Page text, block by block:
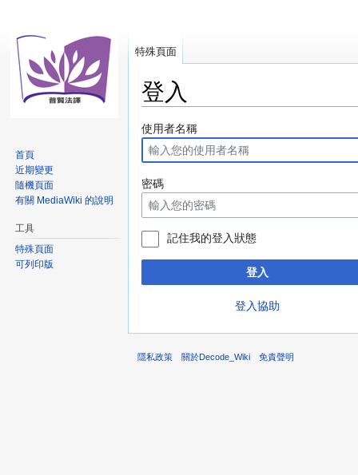
登入
跳
至
導
覽
跳
至
搜
尋
使用者名稱
密碼
記住我的登入狀態
登入
登入協助
特殊頁面
首頁
近期變更
隨機頁面
有關 MediaWiki 的說明
工具
特殊頁面
可列印版
隱私政策 關於Decode_Wiki 免責聲明